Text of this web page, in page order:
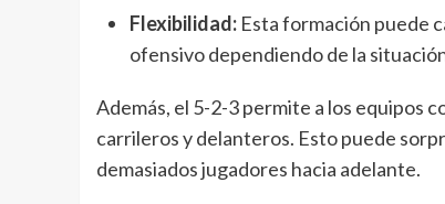
Flexibilidad: Esta formación puede
ofensivo dependiendo de la
Además, el 5-2-3 permite a los equipos
carrileros y delanteros. Esto puede
demasiados jugadores hacia adelante.